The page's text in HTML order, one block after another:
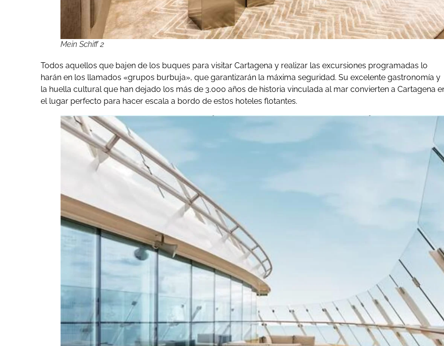
Mein Schiff 2
Todos aquellos que bajen de los buques para visitar Cartagena y realizar las excursiones programadas lo
harán en los llamados «grupos burbuja», que garantizarán la máxima seguridad. Su excelente gastronomía y
la huella cultural que han dejado los más de 3.000 años de historia vinculada al mar convierten a Cartagena
el lugar perfecto para hacer escala a bordo de estos hoteles flotantes.